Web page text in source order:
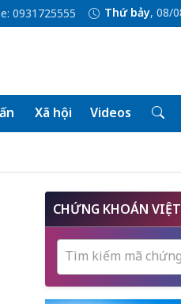
0931725555 Thứ bảy, 08/
Xã hội Videos
CHỨNG KHOÁN
Tìm kiếm mã